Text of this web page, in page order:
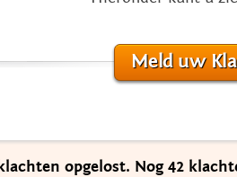
Meld uw
opgelost. Nog 42